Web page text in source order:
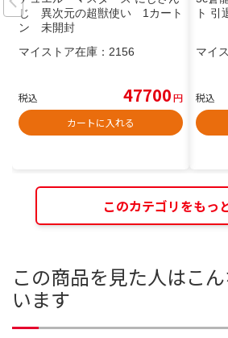
じ 異次元の超獣使い 1カート
ン 未開封
マイストア在庫： 2156
税込 47700円
カートに入れる
ト 引
マイ
税込
このカテゴリをもっ
この商品を見た人はこ
います